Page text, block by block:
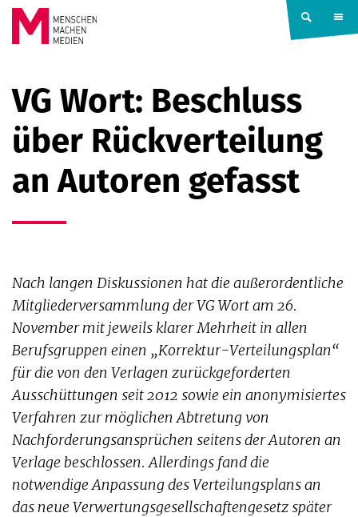
Springe zum Inhalt
MACHEN
MEDIEN
VG Wort: Beschluss
über Rückverteilung
an Autoren gefasst
Nach langen Diskussionen hat die außerordentliche
Mitgliederversammlung der VG Wort am 26.
November mit jeweils klarer Mehrheit in allen
Berufsgruppen einen „Korrektur-Verteilungsplan“
für die von den Verlagen zurückgeforderten
Ausschüttungen seit 2012 sowie ein anonymisiertes
Verfahren zur möglichen Abtretung von
Nachforderungsansprüchen seitens der Autoren an
Verlage beschlossen. Allerdings fand die
notwendige Anpassung des Verteilungsplans an
das neue Verwertungsgesellschaftengesetz später